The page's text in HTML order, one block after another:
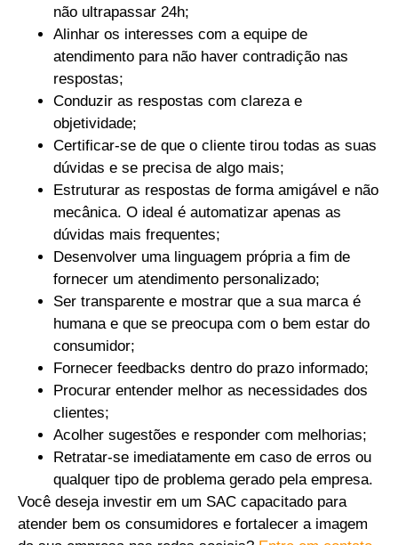
não ultrapassar 24h;
Alinhar os interesses com a equipe de
atendimento para não haver contradição nas
respostas;
Conduzir as respostas com clareza e
objetividade;
Certificar-se de que o cliente tirou todas as suas
dúvidas e se precisa de algo mais;
Estruturar as respostas de forma amigável e não
mecânica. O ideal é automatizar apenas as
dúvidas mais frequentes;
Desenvolver uma linguagem própria a fim de
fornecer um atendimento personalizado;
Ser transparente e mostrar que a sua marca é
humana e que se preocupa com o bem estar do
consumidor;
Fornecer feedbacks dentro do prazo informado;
Procurar entender melhor as necessidades dos
clientes;
Acolher sugestões e responder com melhorias;
Retratar-se imediatamente em caso de erros ou
qualquer tipo de problema gerado pela empresa.
Você deseja investir em um SAC capacitado para
atender bem os consumidores e fortalecer a imagem